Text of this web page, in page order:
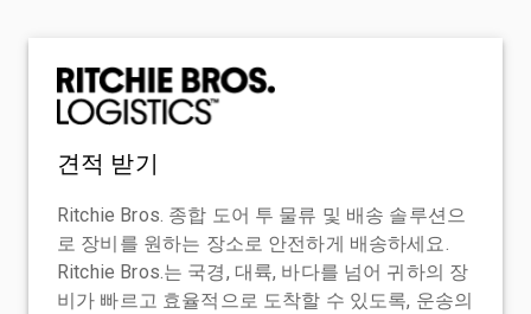
견적 받기
Ritchie Bros. 종합 도어 투 물류 및 배송 솔루션으
로 장비를 원하는 장소로 안전하게 배송하세요.
Ritchie Bros.는 국경, 대륙, 바다를 넘어 귀하의 장
비가 빠르고 효율적으로 도착할 수 있도록, 운송의